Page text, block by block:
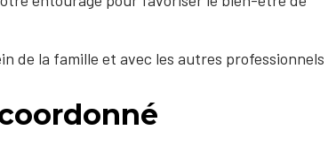
de la famille et avec les autres professionnels